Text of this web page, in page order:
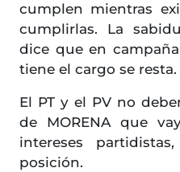
cumplen mientras
cumplirlas. La
dice que en
tiene el cargo se resta.
El PT y el PV no
de MORENA que
intereses
posición.